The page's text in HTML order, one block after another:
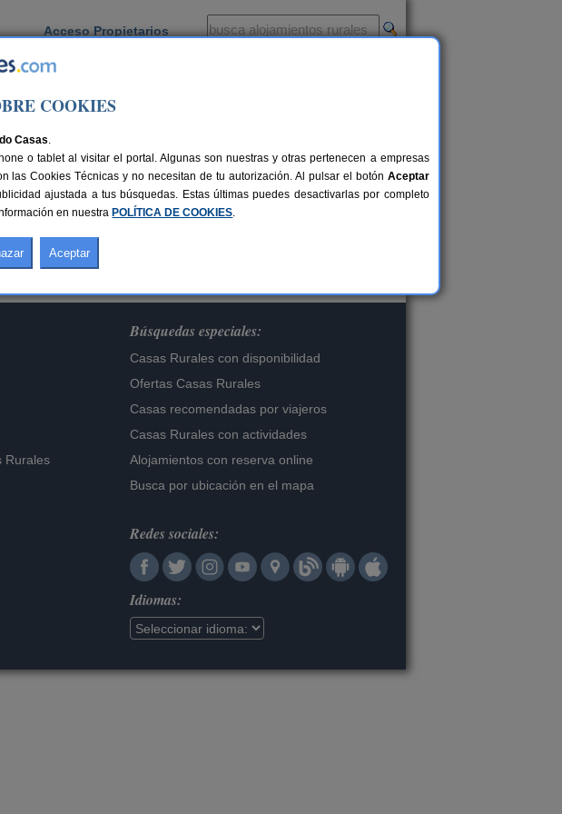
Acceso Propietarios
base de datos.
Rurales
Búsquedas especiales:
Casas Rurales con disponibilidad
Ofertas Casas Rurales
Casas recomendadas por viajeros
Casas Rurales con actividades
Alojamientos con reserva online
Busca por ubicación en el mapa
Redes sociales:
Idiomas:
COOKIES
Casas.
o tablet al visitar el portal. Algunas son nuestras y otras pertenecen a empresas
las Cookies Técnicas y no necesitan de tu autorización. Al pulsar el botón Aceptar
ajustada a tus búsquedas. Estas últimas puedes desactivarlas por completo
en nuestra POLÍTICA DE COOKIES.